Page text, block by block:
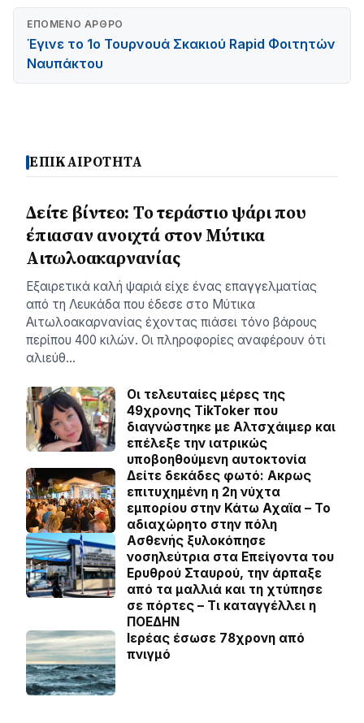
ΕΠΌΜΕΝΟ ΆΡΘΡΟ
Έγινε το 1ο Τουρνουά Σκακιού Rapid Φοιτητών
Ναυπάκτου
ΕΠΙΚΑΙΡΟΤΗΤΑ
Δείτε βίντεο: Το τεράστιο ψάρι που
έπιασαν ανοιχτά στον Μύτικα
Αιτωλοακαρνανίας
Εξαιρετικά καλή ψαριά είχε ένας επαγγελματίας
από τη Λευκάδα που έδεσε στο Μύτικα
Αιτωλοακαρνανίας έχοντας πιάσει τόνο βάρους
περίπου 400 κιλών. Οι πληροφορίες αναφέρουν ότι
αλιεύθ…
Οι τελευταίες μέρες της
49χρονης TikToker που
διαγνώστηκε με Αλτσχάιμερ και
επέλεξε την ιατρικώς
υποβοηθούμενη αυτοκτονία
Δείτε δεκάδες φωτό: Ακρως
επιτυχημένη η 2η νύχτα
εμπορίου στην Κάτω Αχαϊα – Το
αδιαχώρητο στην πόλη
Ασθενής ξυλοκόπησε
νοσηλεύτρια στα Επείγοντα του
Ερυθρού Σταυρού, την άρπαξε
από τα μαλλιά και τη χτύπησε
σε πόρτες – Τι καταγγέλλει η
ΠΟΕΔΗΝ
Ιερέας έσωσε 78χρονη από
πνιγμό